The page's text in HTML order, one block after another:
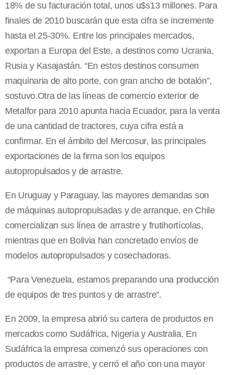
18% de su facturación total, unos u$s13 millones. Para
finales de 2010 buscarán que esta cifra se incremente
hasta el 25-30%. Entre los principales mercados,
exportan a Europa del Este, a destinos como Ucrania,
Rusia y Kasajastán. “En estos destinos consumen
maquinaria de alto porte, con gran ancho de botalón”,
sostuvo.Otra de las líneas de comercio exterior de
Metalfor para 2010 apunta hacia Ecuador, para la venta
de una cantidad de tractores, cuya cifra está a
confirmar. En el ámbito del Mercosur, las principales
exportaciones de la firma son los equipos
autopropulsados y de arrastre.
En Uruguay y Paraguay, las mayores demandas son
de máquinas autopropulsadas y de arranque, en Chile
comercializan sus línea de arrastre y frutihortícolas,
mientras que en Bolivia han concretado envíos de
modelos autopropulsados y cosechadoras.
“Para Venezuela, estamos preparando una producción
de equipos de tres puntos y de arrastre”.
En 2009, la empresa abrió su cartera de productos en
mercados como Sudáfrica, Nigeria y Australia. En
Sudáfrica la empresa comenzó sus operaciones con
productos de arrastre, y cerró el año con una mayor